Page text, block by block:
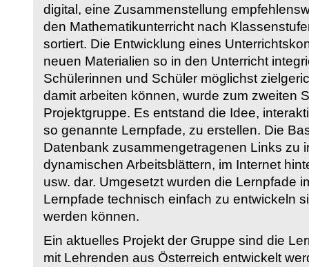
digital, eine Zusammenstellung
den Mathematikunterricht nach
sortiert. Die Entwicklung eines
neuen Materialien so in den Unterricht
Schülerinnen und Schüler möglichst
damit arbeiten können, wurde zum zweiten
Projektgruppe. Es entstand die Idee,
so genannte Lernpfade, zu erstellen. Die
Datenbank zusammengetragenen Links zu
dynamischen Arbeitsblättern, im Internet
usw. dar. Umgesetzt wurden die Lernpfade
Lernpfade technisch einfach zu entwickeln
werden können.
Ein aktuelles Projekt der Gruppe sind die
mit Lehrenden aus Österreich entwickelt